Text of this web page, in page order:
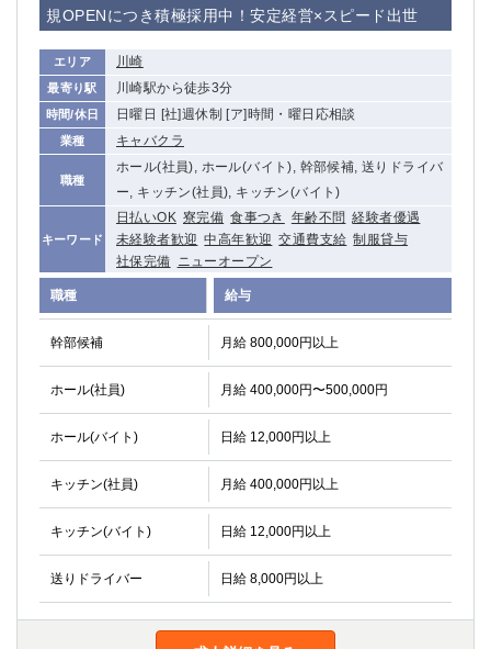
規OPENにつき積極採用中！安定経営×スピード出世
エリア 川崎
最寄り駅 川崎駅から徒歩3分
時間/休日 日曜日 [社]週休制 [ア]時間・曜日応相談
業種 キャバクラ
職種
ホール(社員), ホール(バイト), 幹部候補, 送りドライバ
ー, キッチン(社員), キッチン(バイト)
キーワード
日払いOK 寮完備 食事つき 年齢不問 経験者優遇
未経験者歓迎 中高年歓迎 交通費支給 制服貸与
社保完備 ニューオープン
職種 給与
幹部候補 月給 800,000円以上
ホール(社員) 月給 400,000円〜500,000円
ホール(バイト) 日給 12,000円以上
キッチン(社員) 月給 400,000円以上
キッチン(バイト) 日給 12,000円以上
送りドライバー 日給 8,000円以上